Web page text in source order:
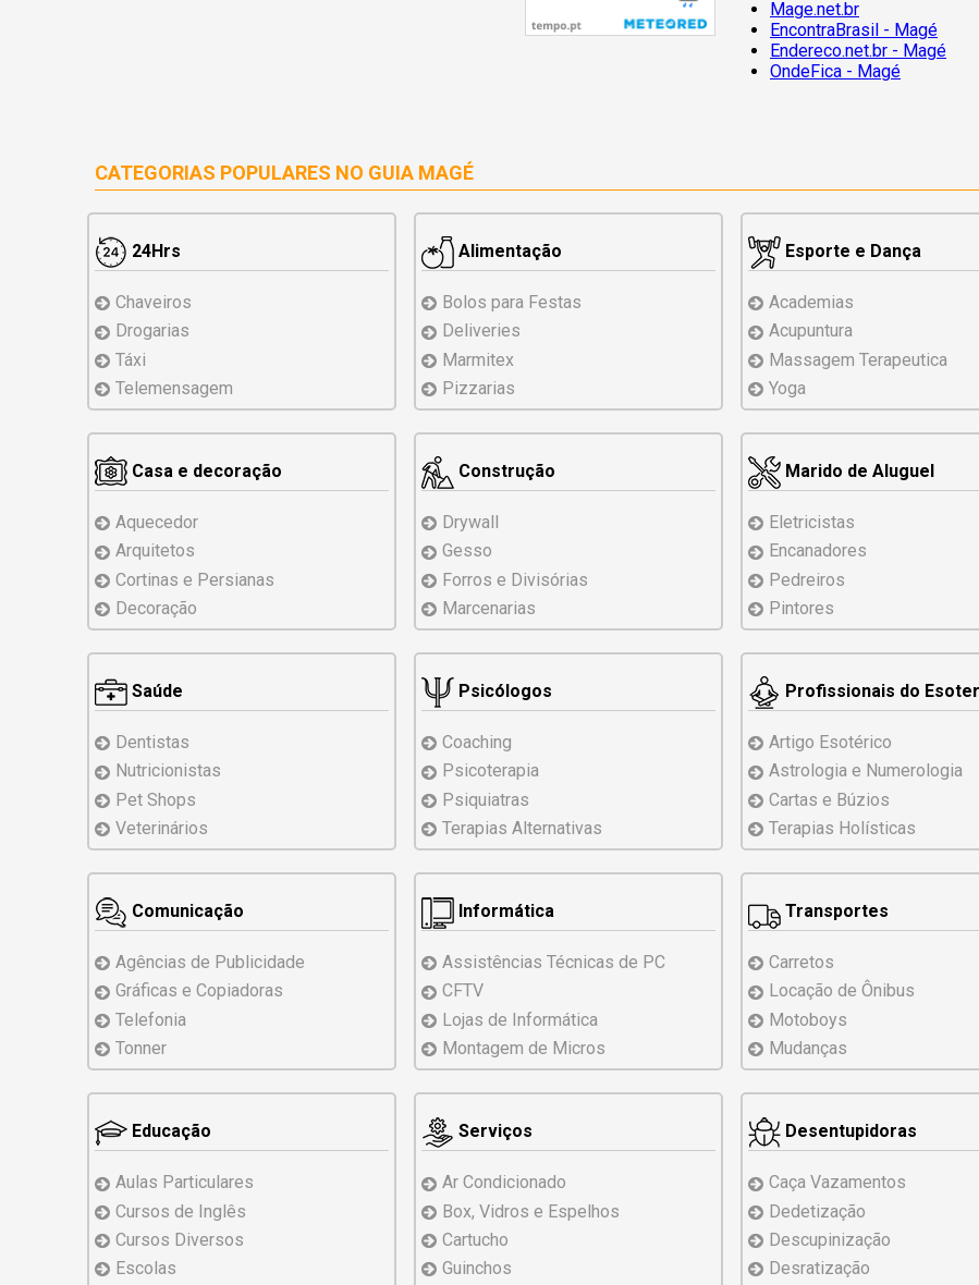
Mage.net.br
EncontraBrasil - Magé
Endereco.net.br - Magé
OndeFica - Magé
CATEGORIAS POPULARES NO GUIA MAGÉ
24Hrs
Chaveiros
Drogarias
Táxi
Telemensagem
Alimentação
Bolos para Festas
Deliveries
Marmitex
Pizzarias
Esporte e Dança
Academias
Acupuntura
Massagem Terapeutica
Yoga
Casa e decoração
Aquecedor
Arquitetos
Cortinas e Persianas
Decoração
Construção
Drywall
Gesso
Forros e Divisórias
Marcenarias
Marido de Aluguel
Eletricistas
Encanadores
Pedreiros
Pintores
Saúde
Dentistas
Nutricionistas
Pet Shops
Veterinários
Psicólogos
Coaching
Psicoterapia
Psiquiatras
Terapias Alternativas
Profissionais do
Artigo Esotérico
Astrologia e Numerologia
Cartas e Búzios
Terapias Holísticas
Comunicação
Agências de Publicidade
Gráficas e Copiadoras
Telefonia
Tonner
Informática
Assistências Técnicas de PC
CFTV
Lojas de Informática
Montagem de Micros
Transportes
Carretos
Locação de Ônibus
Motoboys
Mudanças
Educação
Aulas Particulares
Cursos de Inglês
Cursos Diversos
Escolas
Serviços
Ar Condicionado
Box, Vidros e Espelhos
Cartucho
Guinchos
Desentupidoras
Caça Vazamentos
Dedetização
Descupinização
Desratização